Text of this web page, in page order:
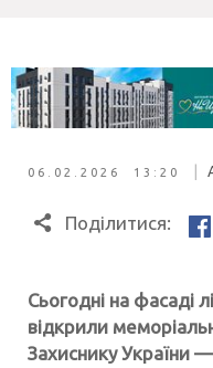
06.02.2026 13:20
Поділитися:
Сьогодні на фасаді
відкрили
Захиснику України